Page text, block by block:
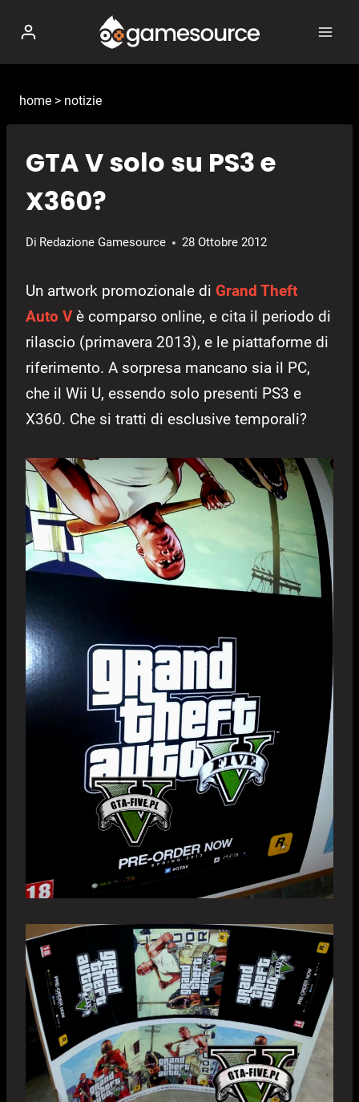
contenuto
home > notizie
GTA V solo su PS3 e
X360?
Di Redazione Gamesource 28 Ottobre 2012
Un artwork promozionale di Grand Theft
Auto Vè comparso online, e cita il periodo di
rilascio (primavera 2013), e le piattaforme di
riferimento. A sorpresa mancano sia il PC,
che il Wii U, essendo solo presenti PS3 e
X360. Che si tratti di esclusive temporali?